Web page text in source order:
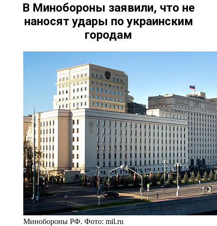
В Минобороны заявили, что не
наносят удары по украинским
городам
Минобороны РФ. Фото: mil.ru